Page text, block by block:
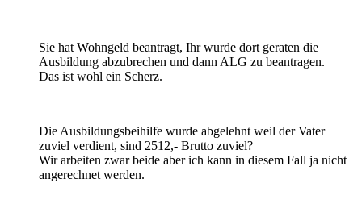
Sie hat Wohngeld beantragt, Ihr wurde dort geraten die
Ausbildung abzubrechen und dann ALG zu beantragen.
Das ist wohl ein Scherz.
Die Ausbildungsbeihilfe wurde abgelehnt weil der Vater
zuviel verdient, sind 2512,- Brutto zuviel?
Wir arbeiten zwar beide aber ich kann in diesem Fall ja nicht
angerechnet werden.